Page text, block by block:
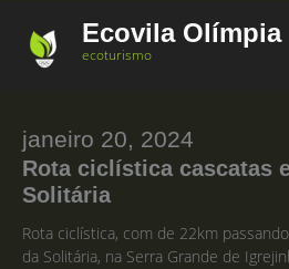
Ecovila Olímpia
ecoturismo
janeiro 20, 2024
Rota ciclística cascatas
Solitária
Rota ciclística, com de 22km
da Solitária, na Serra Grande de
Sale!
Sale!
Sale!
Sale!